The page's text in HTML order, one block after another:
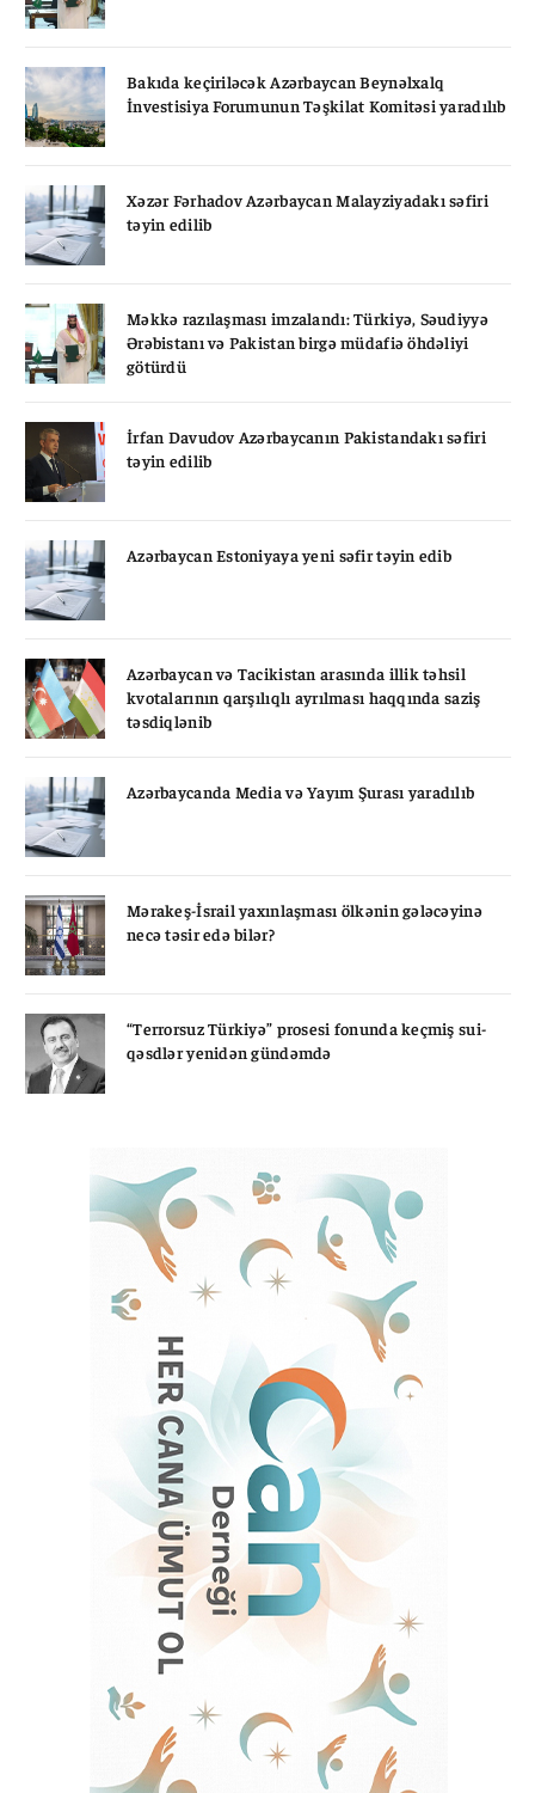
Bakıda keçiriləcək Azərbaycan Beynəlxalq
İnvestisiya Forumunun Təşkilat Komitəsi yaradılıb
Xəzər Fərhadov Azərbaycan Malayziyadakı səfiri
təyin edilib
Məkkə razılaşması imzalandı: Türkiyə, Səudiyyə
Ərəbistanı və Pakistan birgə müdafiə öhdəliyi
götürdü
İrfan Davudov Azərbaycanın Pakistandakı səfiri
təyin edilib
Azərbaycan Estoniyaya yeni səfir təyin edib
Azərbaycan və Tacikistan arasında illik təhsil
kvotalarının qarşılıqlı ayrılması haqqında saziş
təsdiqlənib
Azərbaycanda Media və Yayım Şurası yaradılıb
Mərakeş-İsrail yaxınlaşması ölkənin gələcəyinə
necə təsir edə bilər?
“Terrorsuz Türkiyə” prosesi fonunda keçmiş sui-
qəsdlər yenidən gündəmdə